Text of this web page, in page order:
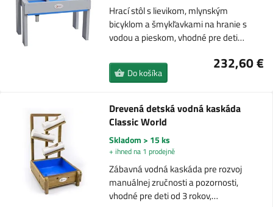
Hrací stôl s lievikom, mlynským
bicyklom a šmykľavkami na hranie s
vodou a pieskom, vhodné pre deti…
232,60 €
Do košíka
Drevená detská vodná kaskáda
Classic World
Skladom > 15 ks
+ ihned na 1 prodejně
Zábavná vodná kaskáda pre rozvoj
manuálnej zručnosti a pozornosti,
vhodné pre deti od 3 rokov,…